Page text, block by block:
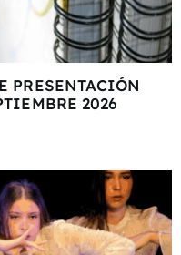
PRESENTACIÓN
2026